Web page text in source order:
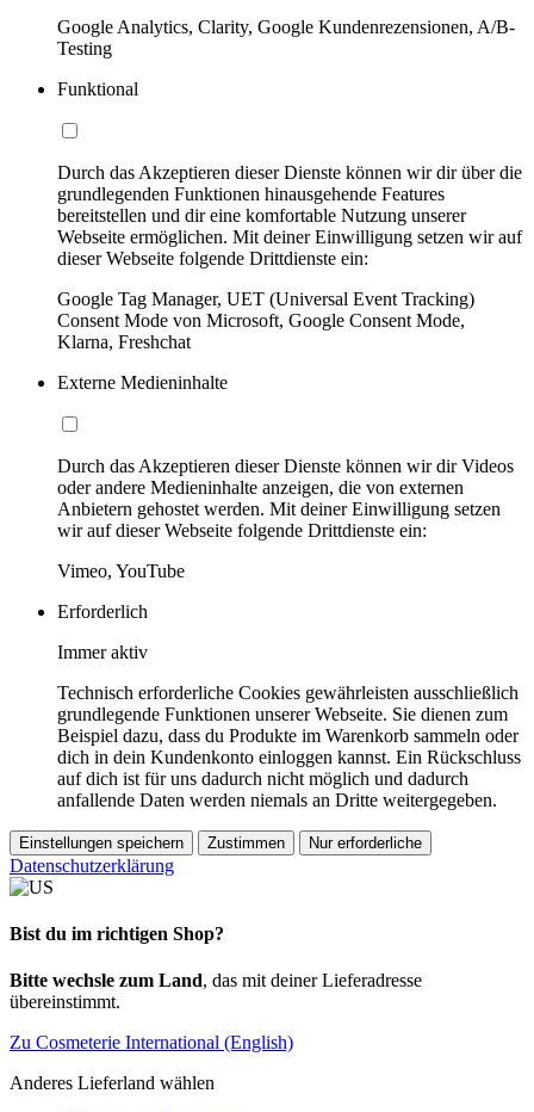
Google Analytics, Clarity, Google Kundenrezensionen, A/B-
Testing
Funktional
Durch das Akzeptieren dieser Dienste können wir dir über die
grundlegenden Funktionen hinausgehende Features
bereitstellen und dir eine komfortable Nutzung unserer
Webseite ermöglichen. Mit deiner Einwilligung setzen wir auf
dieser Webseite folgende Drittdienste ein:
Google Tag Manager, UET (Universal Event Tracking)
Consent Mode von Microsoft, Google Consent Mode,
Klarna, Freshchat
Externe Medieninhalte
Durch das Akzeptieren dieser Dienste können wir dir Videos
oder andere Medieninhalte anzeigen, die von externen
Anbietern gehostet werden. Mit deiner Einwilligung setzen
wir auf dieser Webseite folgende Drittdienste ein:
Vimeo, YouTube
Erforderlich
Immer aktiv
Technisch erforderliche Cookies gewährleisten ausschließlich
grundlegende Funktionen unserer Webseite. Sie dienen zum
Beispiel dazu, dass du Produkte im Warenkorb sammeln oder
dich in dein Kundenkonto einloggen kannst. Ein Rückschluss
auf dich ist für uns dadurch nicht möglich und dadurch
anfallende Daten werden niemals an Dritte weitergegeben.
Einstellungen speichern Zustimmen Nur erforderliche
Datenschutzerklärung
Bist du im richtigen Shop?
Bitte wechsle zum Land, das mit deiner Lieferadresse
übereinstimmt.
Zu Cosmeterie International (English)
Anderes Lieferland wählen